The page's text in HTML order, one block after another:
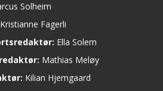
Solheim
Kristianne Fagerli
Ella Solem
Mathias Meløy
Kilian Hjemgaard